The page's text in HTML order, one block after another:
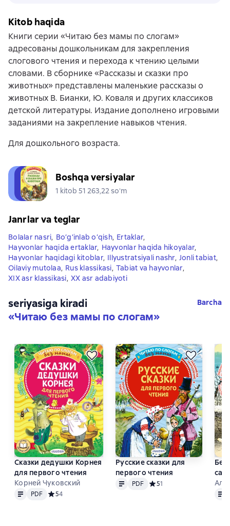
Kitob haqida
Книги серии «Читаю без мамы по слогам»
адресованы дошкольникам для закрепления
слогового чтения и перехода к чтению целыми
словами. В сборнике «Рассказы и сказки про
животных» представлены маленькие рассказы о
животных В. Бианки, Ю. Коваля и других классиков
детской литературы. Издание дополнено игровыми
заданиями на закрепление навыков чтения.
Для дошкольного возраста.
Boshqa versiyalar
1 kitob 51 263,22 soʻm
Janrlar va teglar
Bolalar nasri, Bo‘g‘inlab o‘qish, Ertaklar,
Hayvonlar haqida ertaklar, Hayvonlar haqida hikoyalar,
Hayvonlar haqidagi kitoblar, Illyustratsiyali nashr, Jonli tabiat,
Oilaviy mutolaa, Rus klassikasi, Tabiat va hayvonlar,
XIX asr klassikasi, XX asr adabiyoti
seriyasiga kiradi
«Читаю без мамы по слогам»
Barcha
Сказки дедушки Корнея
для первого чтения
Корней Чуковский
Matn PDF
PDF Средний рейтинг 5 на основе 4 оценок
54
Русские сказки для
первого чтения
Matn PDF
PDF Средний рейтинг 5 на
51
Matn